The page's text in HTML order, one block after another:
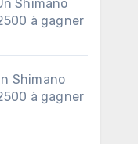
Shimano
à gagner
Shimano
à gagner